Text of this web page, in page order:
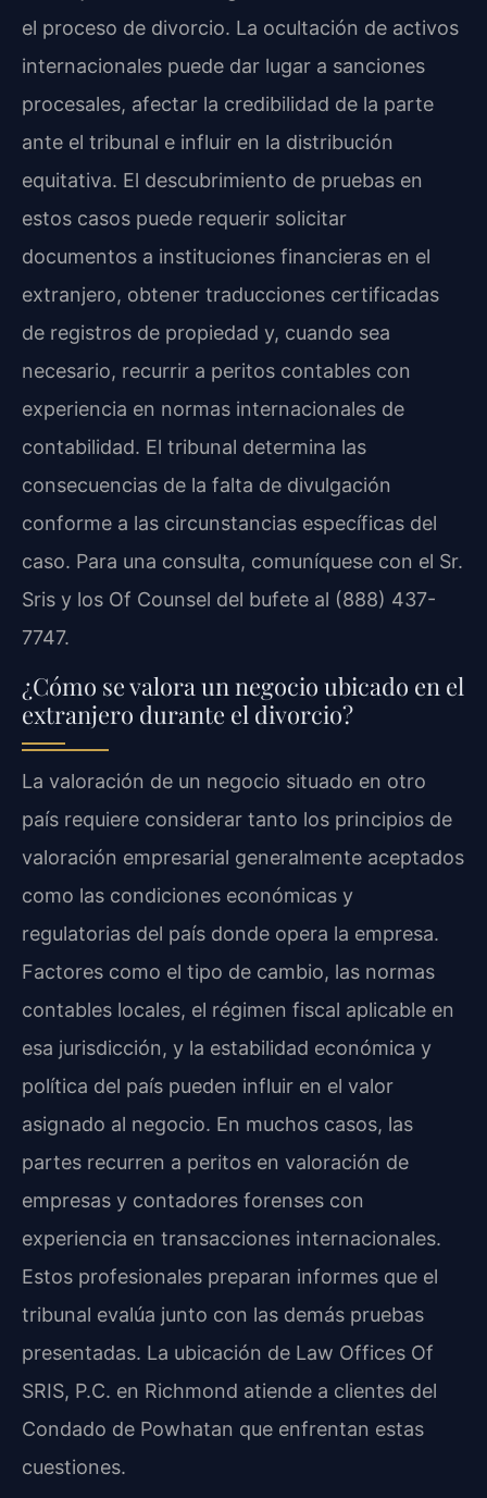
el proceso de divorcio. La ocultación de activos
internacionales puede dar lugar a sanciones
procesales, afectar la credibilidad de la parte
ante el tribunal e influir en la distribución
equitativa. El descubrimiento de pruebas en
estos casos puede requerir solicitar
documentos a instituciones financieras en el
extranjero, obtener traducciones certificadas
de registros de propiedad y, cuando sea
necesario, recurrir a peritos contables con
experiencia en normas internacionales de
contabilidad. El tribunal determina las
consecuencias de la falta de divulgación
conforme a las circunstancias específicas del
caso. Para una consulta, comuníquese con el Sr.
Sris y los Of Counsel del bufete al (888) 437-
7747.
¿Cómo se valora un negocio ubicado en el
extranjero durante el divorcio?
La valoración de un negocio situado en otro
país requiere considerar tanto los principios de
valoración empresarial generalmente aceptados
como las condiciones económicas y
regulatorias del país donde opera la empresa.
Factores como el tipo de cambio, las normas
contables locales, el régimen fiscal aplicable en
esa jurisdicción, y la estabilidad económica y
política del país pueden influir en el valor
asignado al negocio. En muchos casos, las
partes recurren a peritos en valoración de
empresas y contadores forenses con
experiencia en transacciones internacionales.
Estos profesionales preparan informes que el
tribunal evalúa junto con las demás pruebas
presentadas. La ubicación de Law Offices Of
SRIS, P.C. en Richmond atiende a clientes del
Condado de Powhatan que enfrentan estas
cuestiones.